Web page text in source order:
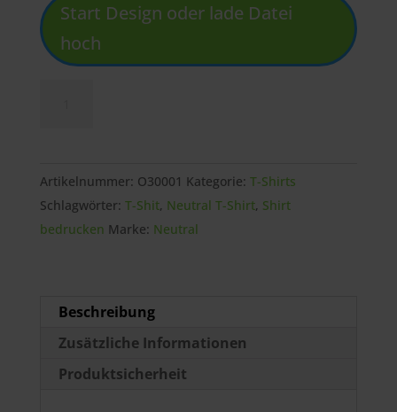
Start Design oder lade Datei
hoch
T-
Shirt
mit
Artikelnummer: O30001 Kategorie: T-Shirts
Schlagwörter: T-Shit, Neutral T-Shirt, Shirt
bedrucken Marke: Neutral
Beschreibung
Zusätzliche Informationen
Produktsicherheit